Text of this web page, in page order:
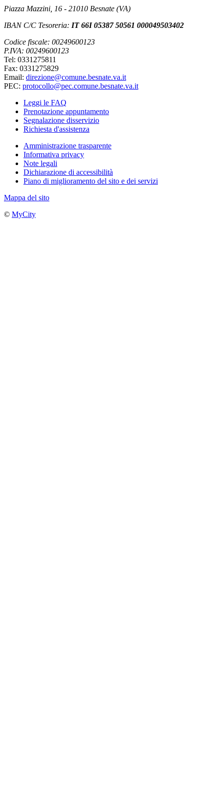
Piazza Mazzini, 16 - 21010 Besnate (VA)
IBAN C/C Tesoreria: IT 66I 05387 50561 000049503402
Codice fiscale: 00249600123
P.IVA: 00249600123
Tel: 0331275811
Fax: 0331275829
Email: direzione@comune.besnate.va.it
PEC: protocollo@pec.comune.besnate.va.it
Leggi le FAQ
Prenotazione appuntamento
Segnalazione disservizio
Richiesta d'assistenza
Amministrazione trasparente
Informativa privacy
Note legali
Dichiarazione di accessibilità
Piano di miglioramento del sito e dei servizi
Mappa del sito
© MyCity